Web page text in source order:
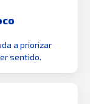
a priorizar
sentido.